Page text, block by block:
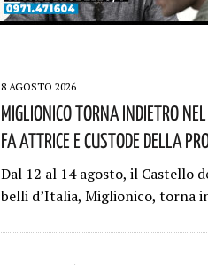
8 AGOSTO 2026
Miglionico Torna Indietro
Fa Attrice E Custode Della
Dal 12 al 14 agosto, il Castello
belli d’Italia, Miglionico, torna